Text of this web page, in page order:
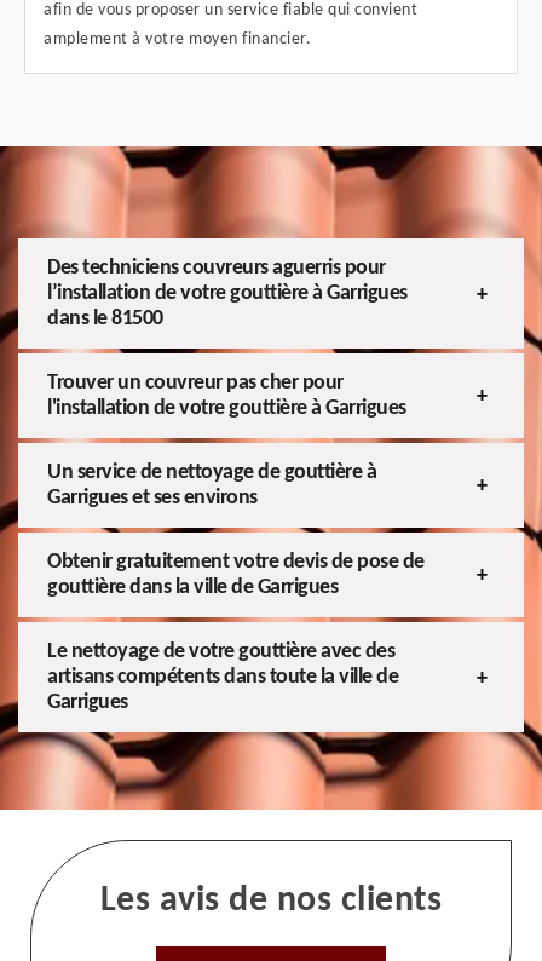
afin de vous proposer un service fiable qui convient
amplement à votre moyen financier.
Des techniciens couvreurs aguerris pour
l’installation de votre gouttière à Garrigues
dans le 81500
Trouver un couvreur pas cher pour
l'installation de votre gouttière à Garrigues
Un service de nettoyage de gouttière à
Garrigues et ses environs
Obtenir gratuitement votre devis de pose de
gouttière dans la ville de Garrigues
Le nettoyage de votre gouttière avec des
artisans compétents dans toute la ville de
Garrigues
Les avis de nos clients